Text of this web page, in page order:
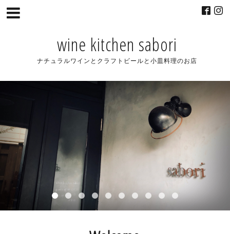
wine kitchen sabori
ナチュラルワインとクラフトビールと小皿料理のお店